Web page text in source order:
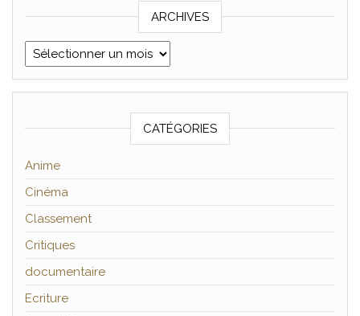
ARCHIVES
Archives
CATÉGORIES
Anime
Cinéma
Classement
Critiques
documentaire
Ecriture